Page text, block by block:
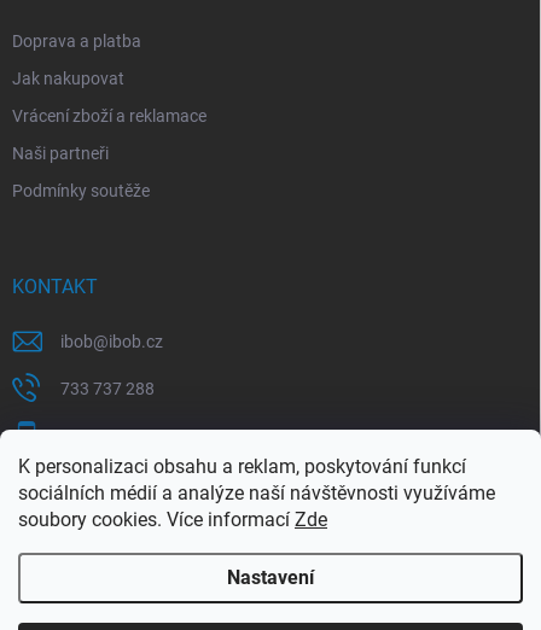
K personalizaci obsahu a reklam, poskytování funkcí
sociálních médií a analýze naší návštěvnosti využíváme
soubory cookies. Více informací Zde
Nastavení
Doprava a platba
Jak nakupovat
Vrácení zboží a reklamace
Naši partneři
Podmínky soutěže
KONTAKT
ibob@ibob.cz
733 737 288
607 069 561
Sledujte nás na Facebooku !
ibob_s.r.o/
Copyright 2026ibob s.r.o.. Všechna práva vyhrazena.Upravit nastavení